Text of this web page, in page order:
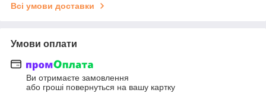
Всі умови доставки
Умови оплати
Ви отримаєте замовлення
або гроші повернуться на вашу картку